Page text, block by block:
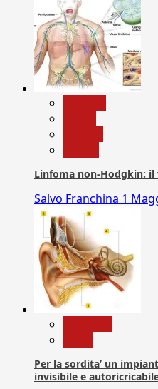
Linfoma non-Hodgkin: il
Salvo Franchina 1
Per la sordita’ un
invisibile e